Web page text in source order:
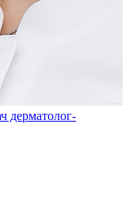
дерматолог-